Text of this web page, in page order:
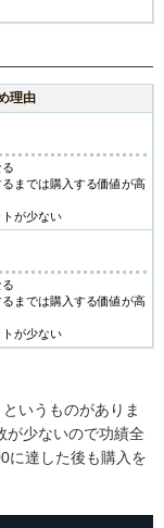
理由
までは購入する価値が高
が少ない
までは購入する価値が高
が少ない
いうものがありま
が少ないので功績全
に達した後も購入を